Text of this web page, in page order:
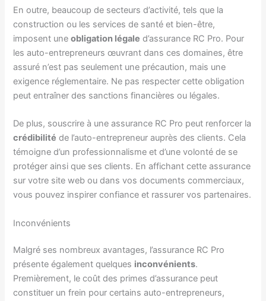
En outre, beaucoup de secteurs d’activité, tels que la
construction ou les services de santé et bien-être,
imposent uneobligation légale d’assurance RC Pro. Pour
les auto-entrepreneurs œuvrant dans ces domaines, être
assuré n’est pas seulement une précaution, mais une
exigence réglementaire. Ne pas respecter cette obligation
peut entraîner des sanctions financières ou légales.
De plus, souscrire à une assurance RC Pro peut renforcer la
crédibilité de l’auto-entrepreneur auprès des clients. Cela
témoigne d’un professionnalisme et d’une volonté de se
protéger ainsi que ses clients. En affichant cette assurance
sur votre site web ou dans vos documents commerciaux,
vous pouvez inspirer confiance et rassurer vos partenaires.
Inconvénients
Malgré ses nombreux avantages, l’assurance RC Pro
présente également quelques inconvénients.
Premièrement, le coût des primes d’assurance peut
constituer un frein pour certains auto-entrepreneurs,